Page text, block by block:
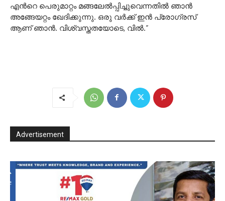
എന്‍റെ പെരുമാറ്റം മങ്ങലേല്‍പ്പിച്ചുവെന്നതില്‍ ഞാന്‍
അങ്ങേയറ്റം ഖേദിക്കുന്നു. ഒരു വര്‍ക്ക് ഇന്‍ പ്രോഗ്രസ്
ആണ് ഞാന്‍. വിശ്വസ്തതയോടെ, വില്‍.”
Advertisement